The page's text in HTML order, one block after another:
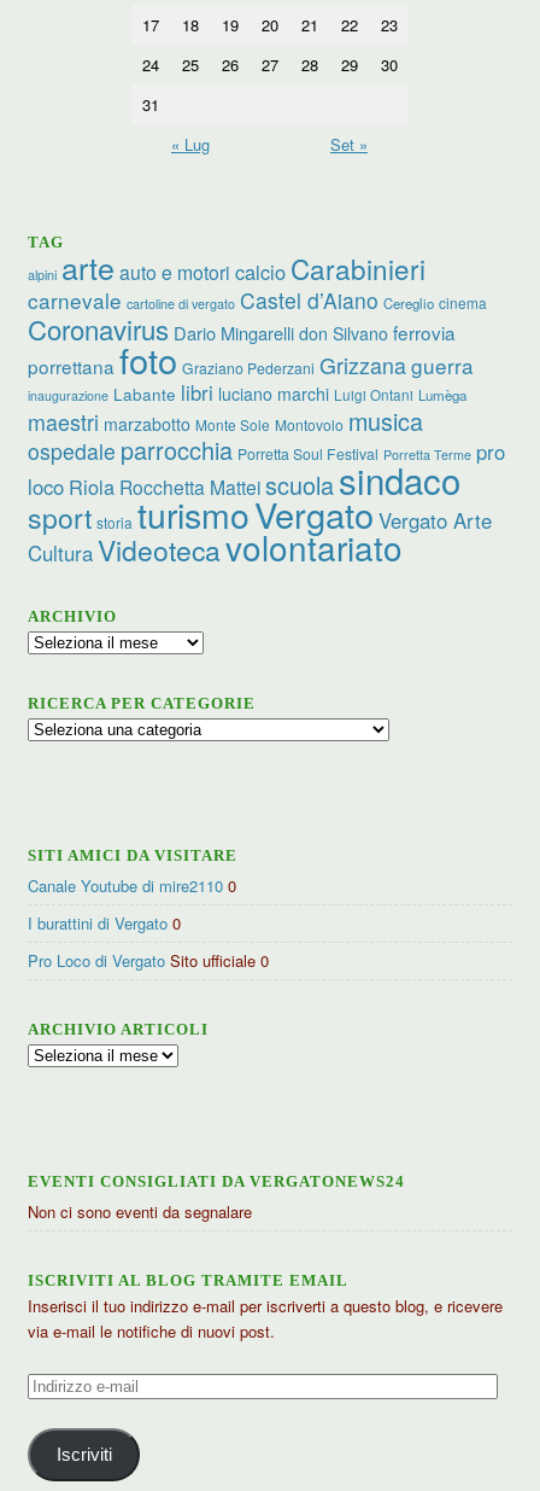
17
18 19 20 21 22
23
24
25 26 27 28 29
30
31
« Lug
Set »
TAG
alpini arte auto e motori calcio Carabinieri
carnevale cartoline di vergato Castel d’Aiano Cereglio cinema
Coronavirus Dario Mingarelli don Silvano ferrovia
porrettanafoto Graziano Pederzani Grizzanaguerra
inaugurazione Labante libri luciano marchi Luigi Ontani Lumèga
maestri marzabotto Monte Sole Montovolo musica
ospedale parrocchia Porretta Soul Festival Porretta Terme pro
loco Riola Rocchetta Matteiscuolasindaco
sport storia turismoVergato Vergato Arte
CulturaVideotecavolontariato
ARCHIVIO
Archivio
RICERCA PER CATEGORIE
Ricerca
SITI AMICI DA VISITARE
Canale Youtube di mire2110 0
I burattini di Vergato 0
Pro Loco di Vergato Sito ufficiale 0
ARCHIVIO ARTICOLI
Archivio
EVENTI CONSIGLIATI DA VERGATONEWS24
Non ci sono eventi da segnalare
ISCRIVITI AL BLOG TRAMITE EMAIL
Inserisci il tuo indirizzo e-mail per iscriverti a questo blog, e ricevere
via e-mail le notifiche di nuovi post.
Indirizzo
mail
Iscriviti